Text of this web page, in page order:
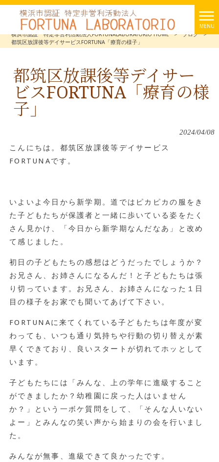
MENU
横浜市認証 特定非営利活動法人FORTUNALABORATORIO HOME
> ブログ
>
都筑区放課後等デイサービスFORTUNA「療育の様子」
都筑区放課後等デイサー
ビスFORTUNA「療育の様
子」
2024/04/08
こんにちは。都筑区放課後等デイサービス
FORTUNAです。
いよいよ今日から新学期。道ではピカピカの服をき
た子どもたちが保護者と一緒に歩いている姿をたく
さん見かけ、「今日から新学期なんだなあ」と改め
て感じました。
初日の子どもたちの感想はどうだったでしょうか？
お兄さん、お姉さんになるんだ！と子どもたちは張
り切っています。お兄さん、お姉さんになった１日
目の様子をお家でも聞いてあげて下さい。
FORTUNAに来てくれている子どもたちは年度が変
わっても、いつも通り気持ちや行動の切り替えが素
早くできており、良いスタートが切れてホッとして
います。
子どもたちには「みんな、上の学年に進級すること
ができましたか？幼稚園に戻った人はいません
か？」という一ボケ質問をして、「そんな人いない
よー」とみんなの笑い声から始まりの会を行いまし
た。
みんなが無事、進級できて良かったです。